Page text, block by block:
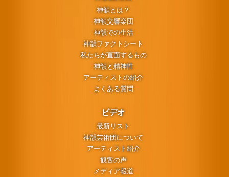
神韻とは？
神韻交響楽団
神韻での生活
神韻ファクトシート
私たちが直面するもの
神韻と精神性
アーティストの紹介
よくある質問
ビデオ
最新リスト
神韻芸術団について
アーティスト紹介
観客の声
メディア報道